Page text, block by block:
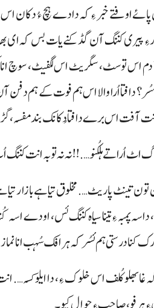
اوفتے خبر ءِ کہ دادے ہچ ءُ دکان
ءِ پیری کننگ آن گڈ کنے یات بس کہ
اس توسٹ، سگریٹ اس لگفیٹ، سوچ
دافتا اُرا والا اس ہم فوت کے ہم دفن
آفت اس برے دافتا دُکانک بند مفسہ،
سوگ اٹ اُراتے ہلکُنو ….!! نہ نہ توبہ
تینٹ پاریٹ…. مخلوق تیاہے بازار
ءِ تینا سیاہ کننگ ئس، اودے اسہ
کنا درستی ہم ئسُر کہ ہرافک سُہب انا
غا بھلو کُلف اس خلوک ءِ، دا ایلو